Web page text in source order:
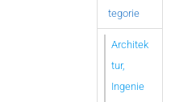
tegorie
Architek
tur,
Ingenie